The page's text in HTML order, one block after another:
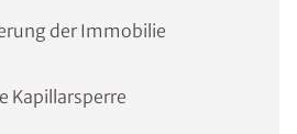
der Immobilie
Kapillarsperre